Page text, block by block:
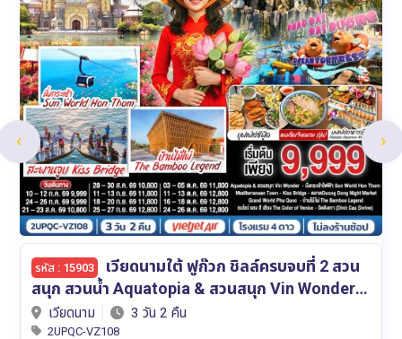
รหัส : 14358
วิคตอเรียพีค รถรางพีคแทรม 3 วัน 2 คืน โดยสาย
การบิน Emirates (EK)
ฮ่องกง 3 วัน 2 คืน
2UHKG-EK002
‹ ›